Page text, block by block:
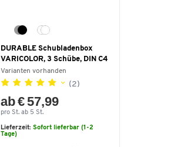
DURABLE Schubladenbox
VARICOLOR, 3 Schübe, DIN C4
Varianten vorhanden
(2)
ab € 57,99
pro St. ab 5 St.
Lieferzeit: Sofort lieferbar (1-2
Tage)